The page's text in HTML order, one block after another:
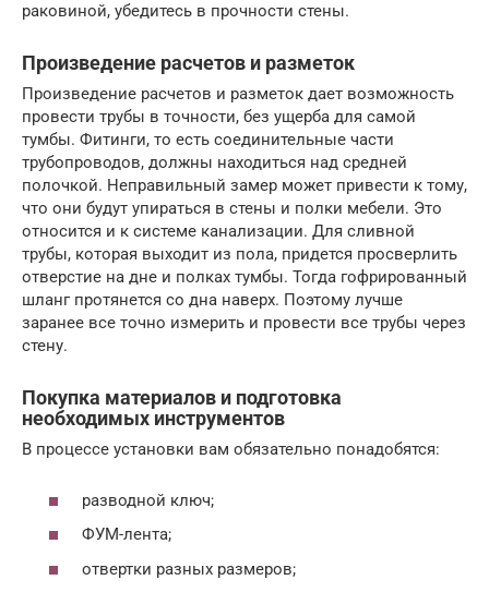
раковиной, убедитесь в прочности стены.
Произведение расчетов и разметок
Произведение расчетов и разметок дает возможность
провести трубы в точности, без ущерба для самой
тумбы. Фитинги, то есть соединительные части
трубопроводов, должны находиться над средней
полочкой. Неправильный замер может привести к тому,
что они будут упираться в стены и полки мебели. Это
относится и к системе канализации. Для сливной
трубы, которая выходит из пола, придется просверлить
отверстие на дне и полках тумбы. Тогда гофрированный
шланг протянется со дна наверх. Поэтому лучше
заранее все точно измерить и провести все трубы через
стену.
Покупка материалов и подготовка
необходимых инструментов
В процессе установки вам обязательно понадобятся:
разводной ключ;
ФУМ-лента;
отвертки разных размеров;